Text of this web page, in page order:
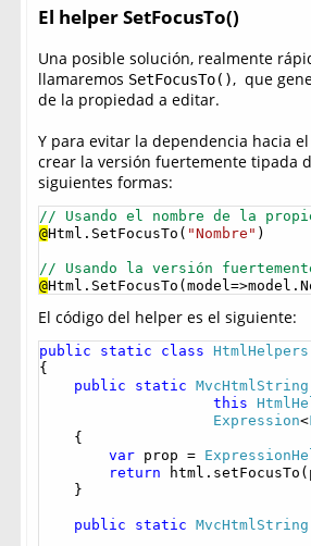
El helper SetFocusTo()
Una posible solución, realmente
llamaremos SetFocusTo(), que
de la propiedad a editar.
Y para evitar la dependencia hacia
crear la versión fuertemente tipada
siguientes formas:
// Usando el nombre de la
@Html.SetFocusTo( "Nombre" )
// Usando la versión
@
El código del helper es el siguiente:
public static class HtmlHelpers
{
public
static MvcHtmlString
this
Expression<
{
var prop =
return
}
public static MvcHtmlString